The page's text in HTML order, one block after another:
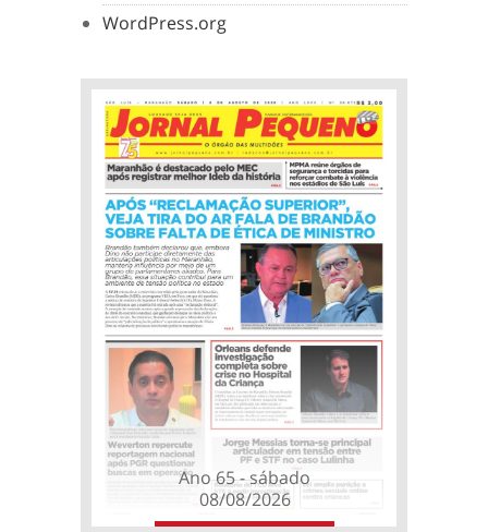
WordPress.org
Ano 65 - sábado
08/08/2026